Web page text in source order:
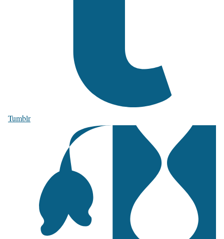
Tumblr